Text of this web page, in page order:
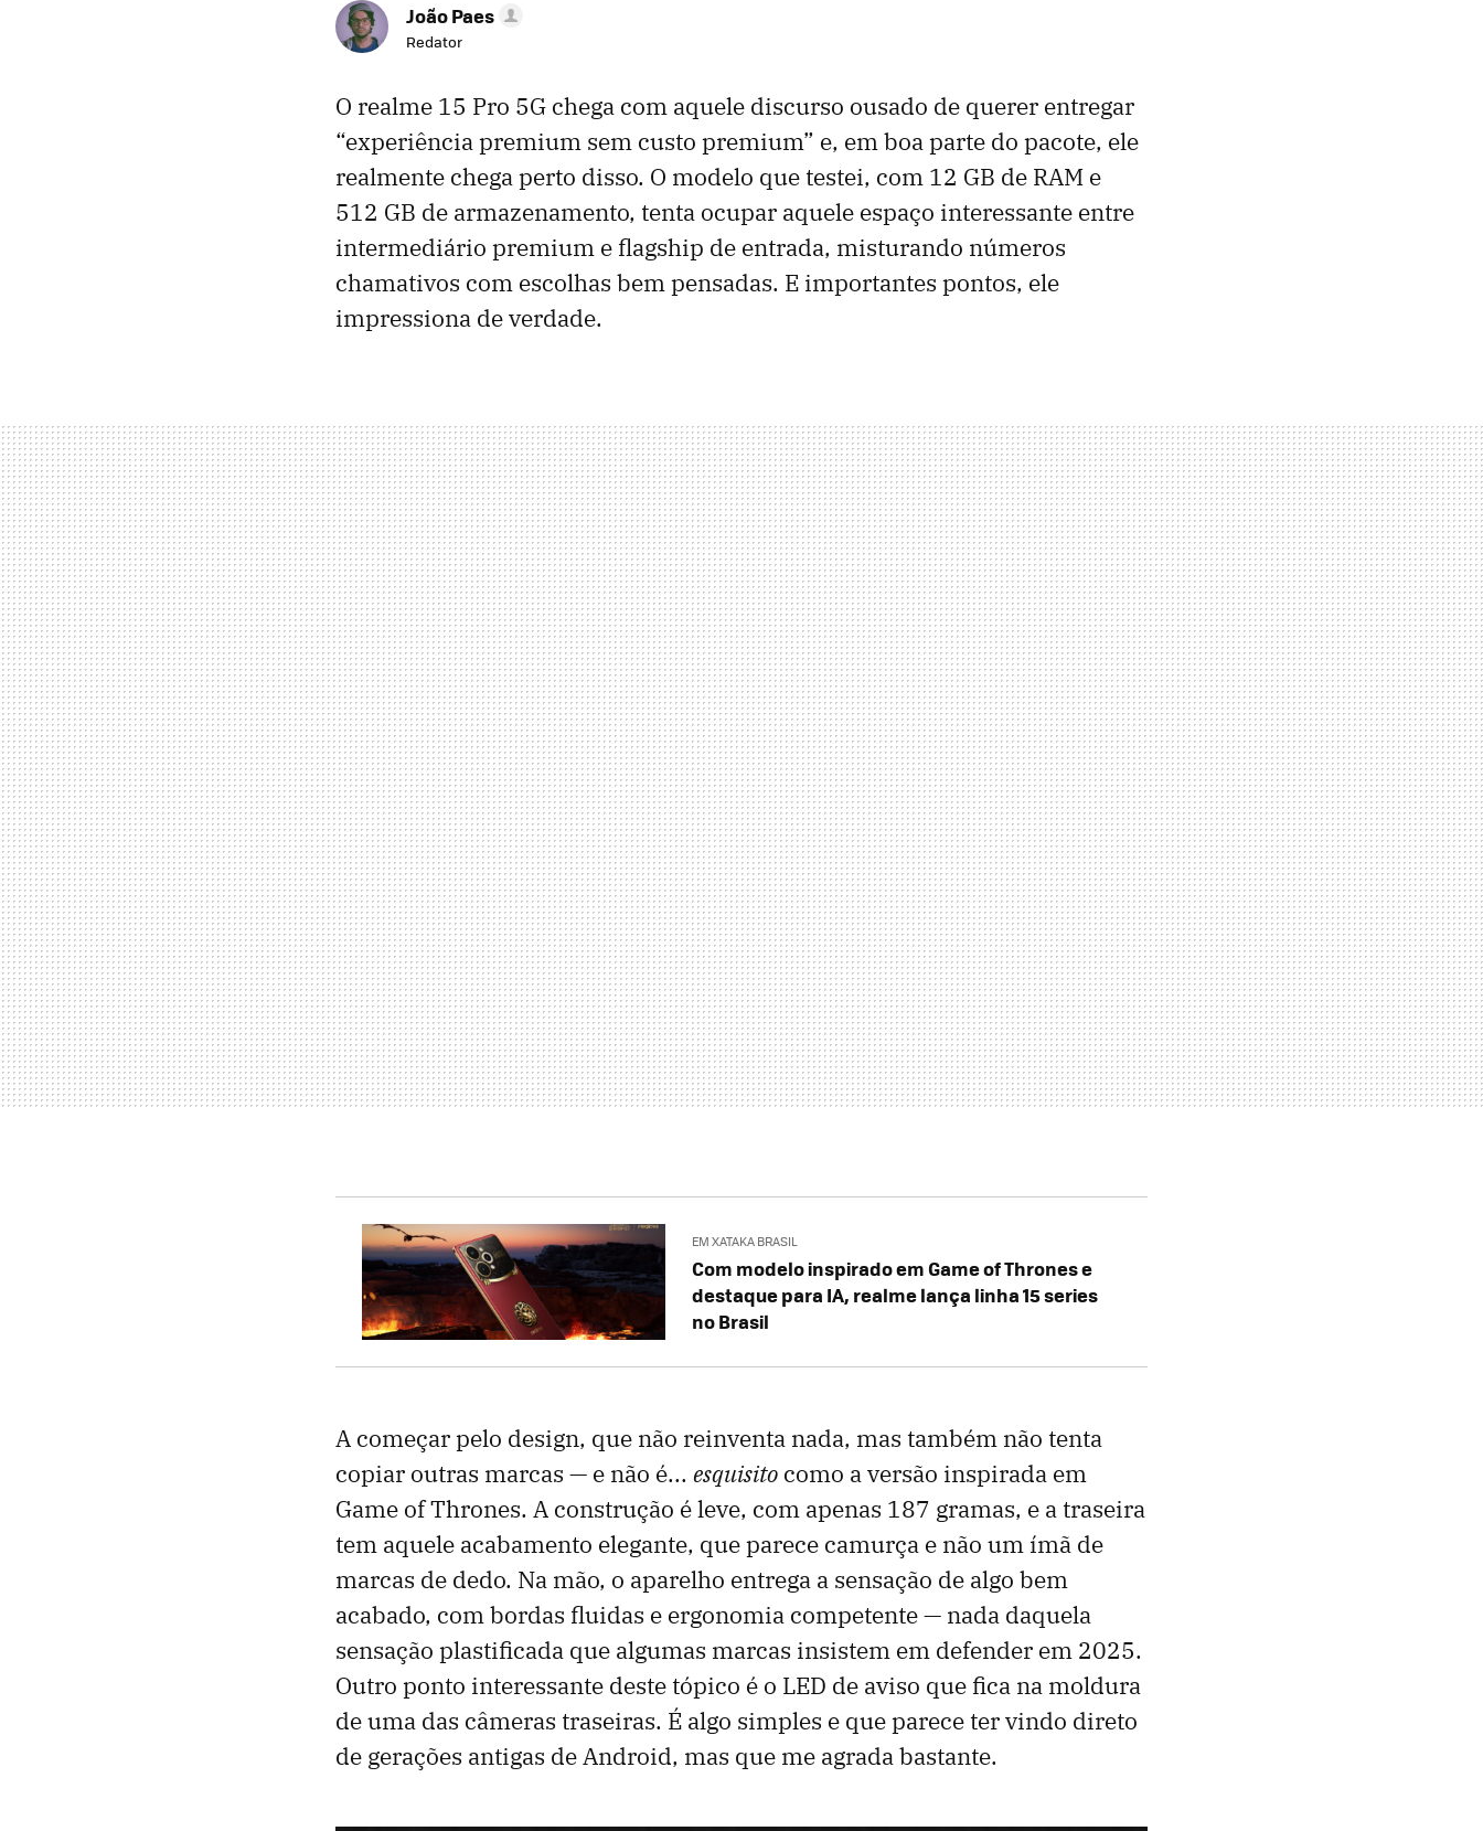
João Paes
Redator
O realme 15 Pro 5G chega com aquele discurso ousado de querer entregar
“experiência premium sem custo premium” e, em boa parte do pacote, ele
realmente chega perto disso. O modelo que testei, com 12 GB de RAM e
512 GB de armazenamento, tenta ocupar aquele espaço interessante entre
intermediário premium e flagship de entrada, misturando números
chamativos com escolhas bem pensadas. E importantes pontos, ele
impressiona de verdade.
EM XATAKA BRASIL
Com modelo inspirado em Game of Thrones e
destaque para IA, realme lança linha 15 series
no Brasil
A começar pelo design, que não reinventa nada, mas também não tenta
copiar outras marcas — e não é... esquisito como a versão inspirada em
Game of Thrones. A construção é leve, com apenas 187 gramas, e a traseira
tem aquele acabamento elegante, que parece camurça e não um ímã de
marcas de dedo. Na mão, o aparelho entrega a sensação de algo bem
acabado, com bordas fluidas e ergonomia competente — nada daquela
sensação plastificada que algumas marcas insistem em defender em 2025.
Outro ponto interessante deste tópico é o LED de aviso que fica na moldura
de uma das câmeras traseiras. É algo simples e que parece ter vindo direto
de gerações antigas de Android, mas que me agrada bastante.